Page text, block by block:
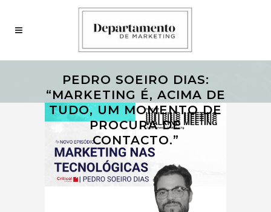
PEDRO SOEIRO DIAS:
“MARKETING É, ACIMA DE
TUDO, UM MOMENTO DE
PROCURA DE
CONTACTO.”